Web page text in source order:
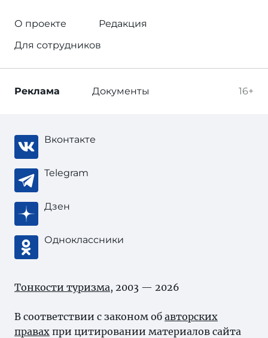
О проекте
Редакция
Для сотрудников
16+
Реклама Документы
Вконтакте
Telegram
Дзен
Одноклассники
Тонкости туризма, 2003 — 2026
В соответствии с законом об авторских
правах при цитировании материалов сайта